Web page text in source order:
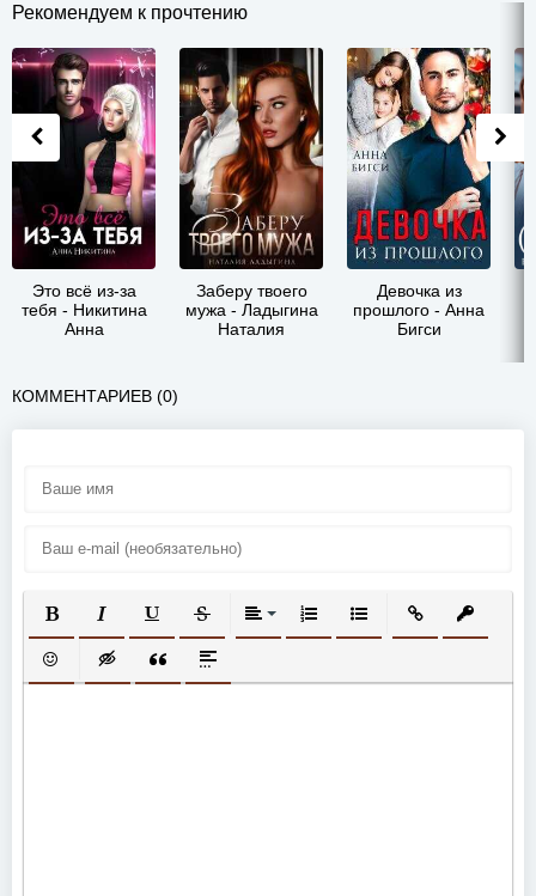
Рекомендуем к прочтению
Это всё из-за
тебя - Никитина
Анна
Заберу твоего
мужа - Ладыгина
Наталия
Девочка из
прошлого - Анна
Бигси
КОММЕНТАРИЕВ (0)
ПОЛУЖИРНЫЙ
КУРСИВПОДЧЕРКНУТЫЙ
ЗАЧЕРКНУТЫЙВЫРАВНИВАНИЕ
НУМЕРОВАННЫЙ СПИСОК
МАРКИРОВАННЫЙ
ВСТАВИТЬ
ВСТАВИТЬ СМАЙЛИК
ВСТАВКА СКРЫТОГО ТЕКСТА
ВСТАВКА ЦИТАТЫ
ВСТАВКА СПОЙЛЕРА